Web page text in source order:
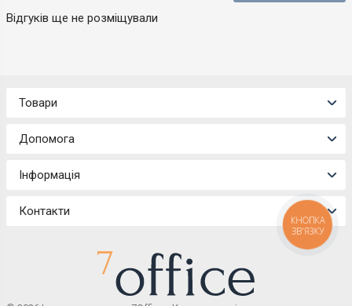
Відгуків ще не розміщували
Товари
Допомога
Інформація
Контакти
КНОПКА
ЗВ'ЯЗКУ